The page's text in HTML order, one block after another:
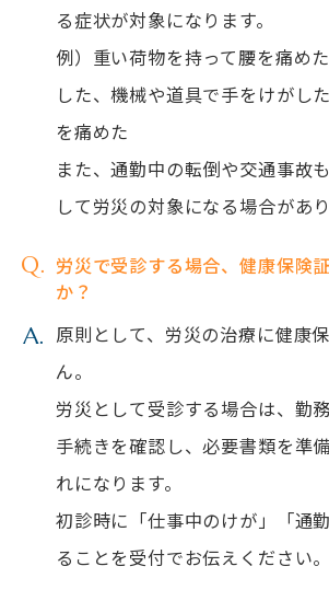
る症状が対象になります。
例）重い荷物を持って腰を痛め
した、機械や道具で手をけがし
を痛めた
また、通勤中の転倒や交通事故
して労災の対象になる場合があり
労災で受診する場合、健康保険
か？
原則として、労災の治療に健康
ん。
労災として受診する場合は、勤
手続きを確認し、必要書類を準
れになります。
初診時に「仕事中のけが」「通
ることを受付でお伝えください。